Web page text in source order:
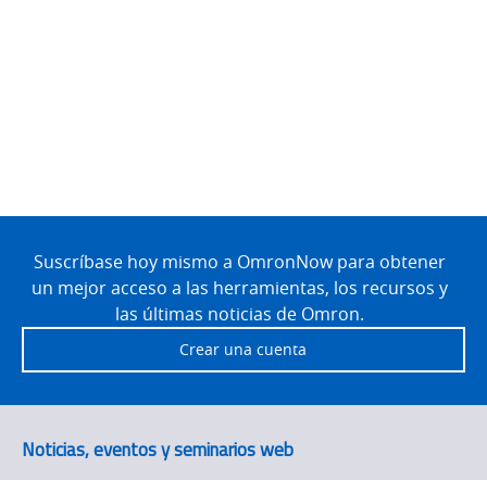
FooterSuscríbase hoy mismo a OmronNow para obtener
un mejor acceso a las herramientas, los recursos y
las últimas noticias de Omron.
Crear una cuenta
Noticias, eventos y seminarios web